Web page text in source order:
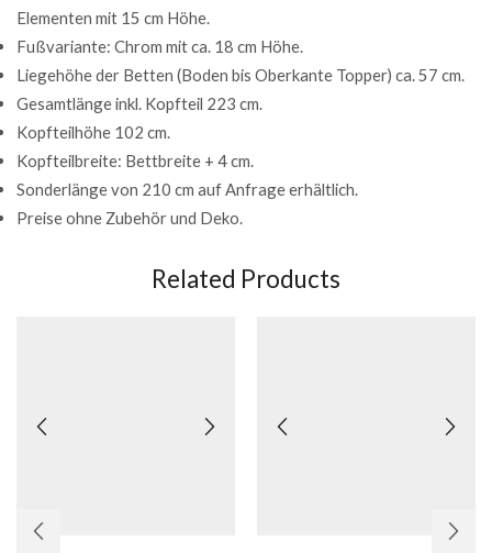
Elementen mit 15 cm Höhe.
Fußvariante: Chrom mit ca. 18 cm Höhe.
Liegehöhe der Betten (Boden bis Oberkante Topper) ca. 57 cm.
Gesamtlänge inkl. Kopfteil 223 cm.
Kopfteilhöhe 102 cm.
Kopfteilbreite: Bettbreite + 4 cm.
Sonderlänge von 210 cm auf Anfrage erhältlich.
Preise ohne Zubehör und Deko.
Related Products